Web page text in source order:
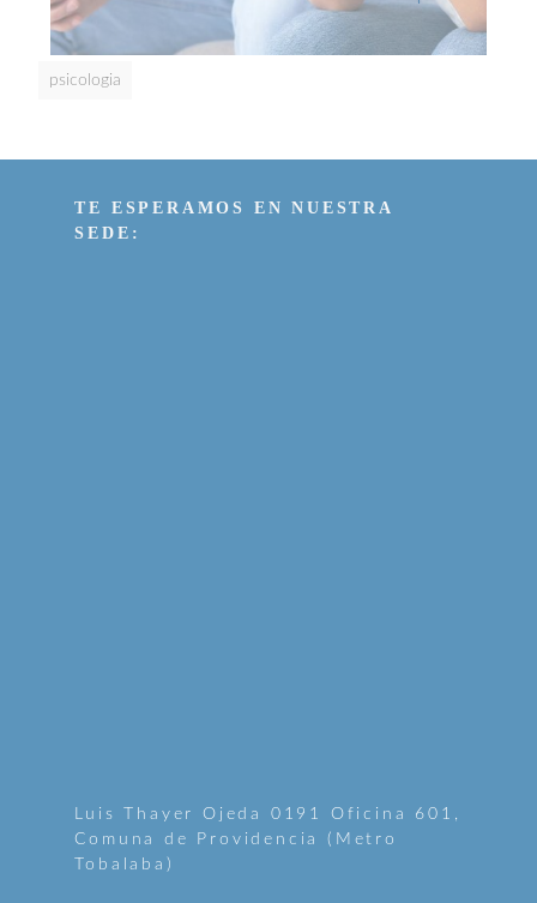
psicologia
TE ESPERAMOS EN NUESTRA
SEDE:
Luis Thayer Ojeda 0191 Oficina 601,
Comuna de Providencia (Metro
Tobalaba)